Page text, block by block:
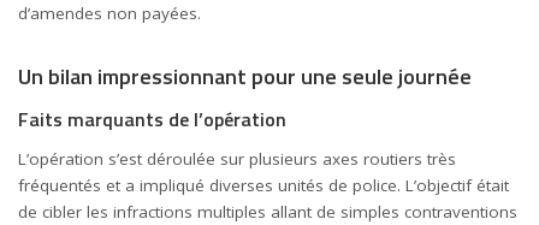
d’amendes non payées.
Un bilan impressionnant pour une seule journée
Faits marquants de l’opération
L’opération s’est déroulée sur plusieurs axes routiers très
fréquentés et a impliqué diverses unités de police. L’objectif était
de cibler les infractions multiples allant de simples contraventions